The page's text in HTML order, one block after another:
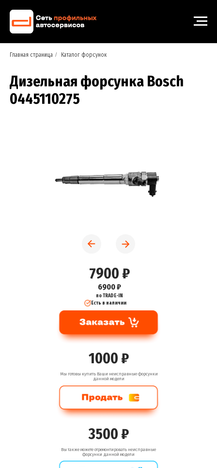
Главная страница / Каталог форсунок
Дизельная форсунка Bosch
0445110275
1000 ₽
6900 ₽
7900 ₽
Мы готовы купить Ваши неисправные форсунки
данной модели
по TRADE-IN
Есть в наличии
Вы также можете отремонтировать неисправные
форсунки данной модели
3500 ₽